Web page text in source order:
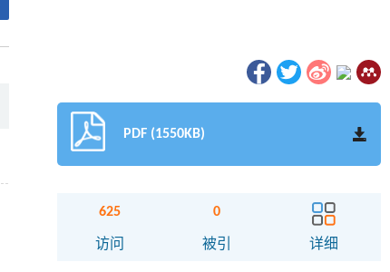
PDF (1550KB)
625
访问
0
被引 详细